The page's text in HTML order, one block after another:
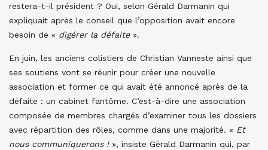
restera-t-il président ? Oui, selon Gérald Darmanin qui
expliquait après le conseil que l’opposition avait encore
besoin de « digérer la défaite».
En juin, les anciens colistiers de Christian Vanneste ainsi que
ses soutiens vont se réunir pour créer une nouvelle
association et former ce qui avait été annoncé après de la
défaite : un cabinet fantôme. C’est-à-dire une association
composée de membres chargés d’examiner tous les dossiers
avec répartition des rôles, comme dans une majorité. « Et
nous communiquerons !», insiste Gérald Darmanin qui, par